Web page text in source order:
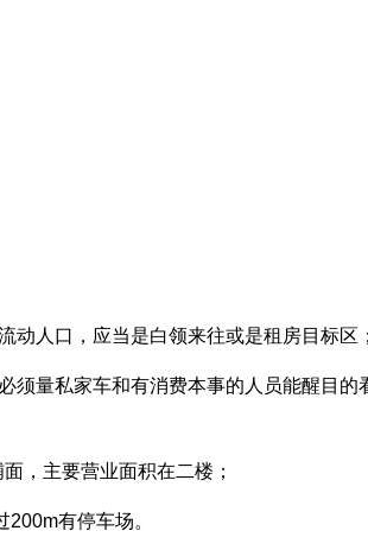
动人口，应当是白领来往或是租房目标区
须量私家车和有消费本事的人员能醒目的
，主要营业面积在二楼；
有停车场。